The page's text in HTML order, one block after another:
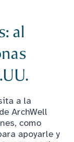
al
a la
ArchWell
como
apoyarle y